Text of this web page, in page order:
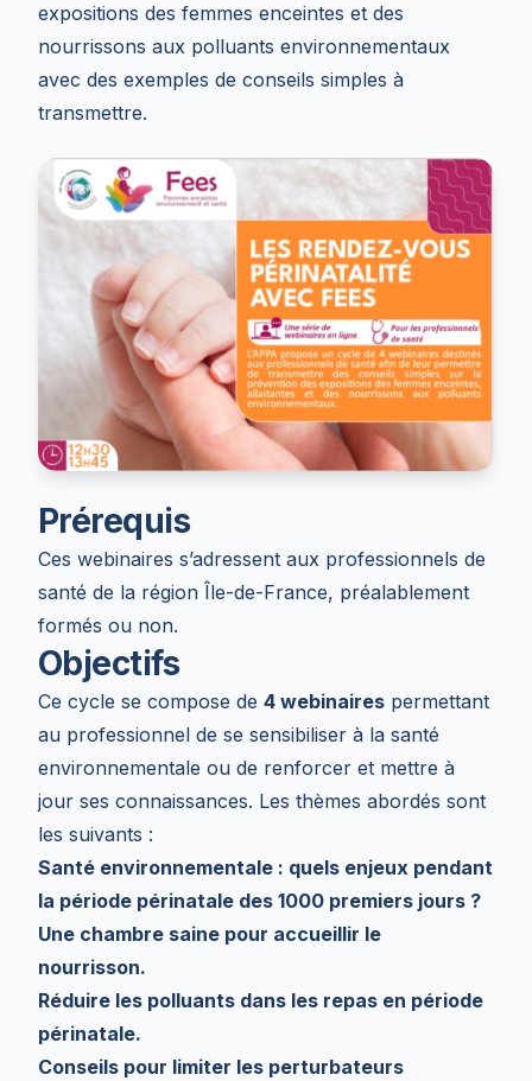
expositions des femmes enceintes et des
nourrissons aux polluants environnementaux
avec des exemples de conseils simples à
transmettre.
Prérequis
Ces webinaires s’adressent aux professionnels de
santé de la région Île-de-France, préalablement
formés ou non.
Objectifs
Ce cycle se compose de 4 webinaires permettant
au professionnel de se sensibiliser à la santé
environnementale ou de renforcer et mettre à
jour ses connaissances. Les thèmes abordés sont
les suivants :
Santé environnementale : quels enjeux pendant
la période périnatale des 1000 premiers jours ?
Une chambre saine pour accueillir le
nourrisson.
Réduire les polluants dans les repas en période
périnatale.
Conseils pour limiter les perturbateurs